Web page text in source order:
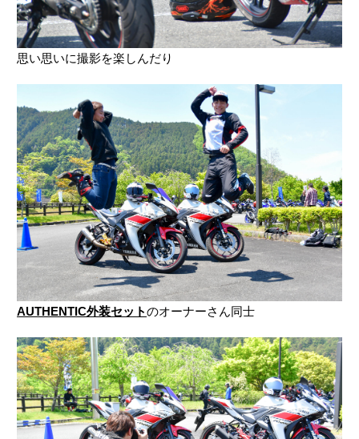
思い思いに撮影を楽しんだり
AUTHENTIC外装セットのオーナーさん同士